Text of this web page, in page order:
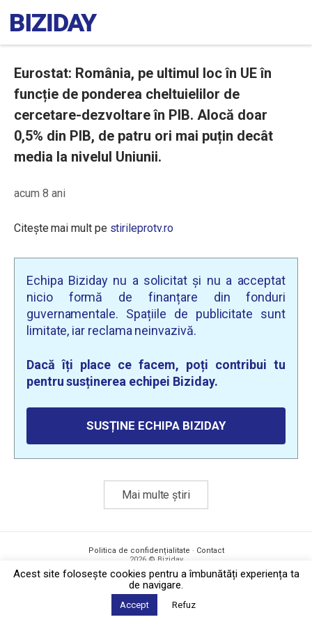
Eurostat: România, pe ultimul loc în UE în
funcție de ponderea cheltuielilor de
cercetare-dezvoltare în PIB. Alocă doar
0,5% din PIB, de patru ori mai puțin decât
media la nivelul Uniunii.
acum 8 ani
Citește mai mult pe stirileprotv.ro
Echipa Biziday nu a solicitat și nu a acceptat
nicio formă de finanțare din fonduri
guvernamentale. Spațiile de publicitate sunt
limitate, iar reclama neinvazivă.
Dacă îți place ce facem, poți contribui tu
pentru susținerea echipei Biziday.
SUSȚINE ECHIPA BIZIDAY
Mai multe știri
Politica de confidențialitate · Contact
2026 © Biziday
Acest site foloseşte cookies pentru a îmbunătăți experiența ta
de navigare.
Accept Refuz